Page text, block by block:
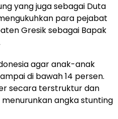
yang juga sebagai Duta
para pejabat
Gresik sebagai Bapak
agar anak-anak
di bawah 14 persen.
secara terstruktur dan
angka stunting